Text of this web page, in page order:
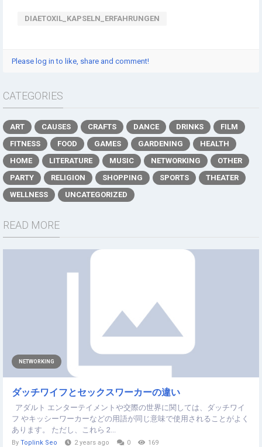
DIAETOXIL_KAPSELN_ERFAHRUNGEN
Please log in to like, share and comment!
CATEGORIES
ART CAUSES CRAFTS DANCE DRINKS
FILM
FITNESS
FOOD GAMES GARDENING
HEALTH
HOME
LITERATURE MUSIC NETWORKING
OTHER
PARTY
RELIGION SHOPPING SPORTS
THEATER
WELLNESS
UNCATEGORIZED
READ MORE
NETWORKING
ダッチワイフとセックスワーカーの違い
アダルト エンターテイメントや交際の世界に関しては、ダッチワイ
フ やキッシーワーカーなどの用語が同じ意味で使用されることがよく
あります。 ただし、これら 2...
By Toplink Seo 2 years ago 0 169